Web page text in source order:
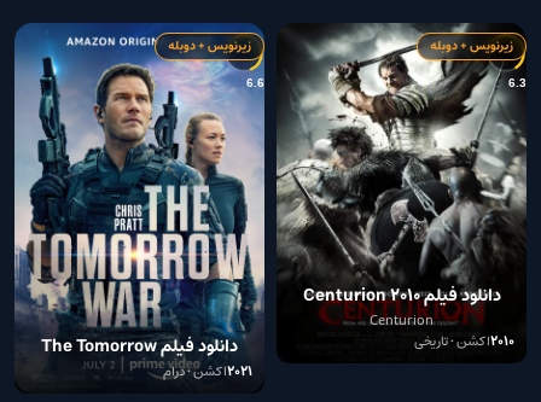
6.3
زیرنویس + دوبله
دانلود فیلم Centurion 2010
Centurion
2010اکشن • تاریخی
6.6
زیرنویس + دوبله
دانلود فیلم The Tomorrow
War 2021
2021اکشن • درام